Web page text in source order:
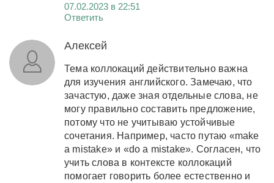
07.02.2023 в 22:51
Ответить
Алексей
Тема коллокаций действительно важна
для изучения английского. Замечаю, что
зачастую, даже зная отдельные слова, не
могу правильно составить предложение,
потому что не учитываю устойчивые
сочетания. Например, часто путаю «make
a mistake» и «do a mistake». Согласен, что
учить слова в контексте коллокаций
помогает говорить более естественно и